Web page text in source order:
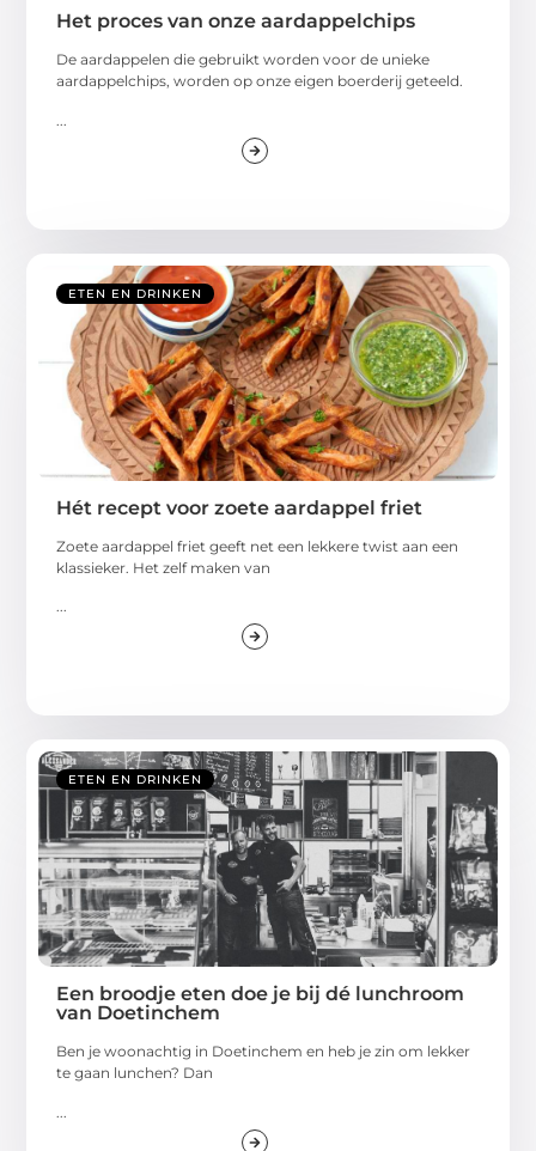
Het proces van onze aardappelchips
De aardappelen die gebruikt worden voor de unieke
aardappelchips, worden op onze eigen boerderij geteeld.
ETEN EN DRINKEN
Hét recept voor zoete aardappel friet
Zoete aardappel friet geeft net een lekkere twist aan een
klassieker. Het zelf maken van
...
ETEN EN DRINKEN
Een broodje eten doe je bij dé lunchroom
van Doetinchem
Ben je woonachtig in Doetinchem en heb je zin om lekker
te gaan lunchen? Dan